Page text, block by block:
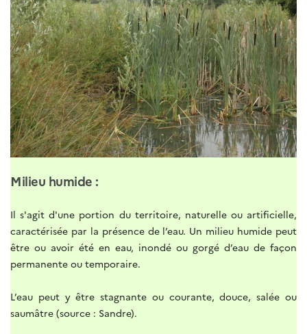
Milieu humide :
Il s'agit d'une portion du territoire, naturelle ou artificielle,
caractérisée par la présence de l’eau. Un milieu humide peut
être ou avoir été en eau, inondé ou gorgé d’eau de façon
permanente ou temporaire.
L’eau peut y être stagnante ou courante, douce, salée ou
saumâtre (source : Sandre).